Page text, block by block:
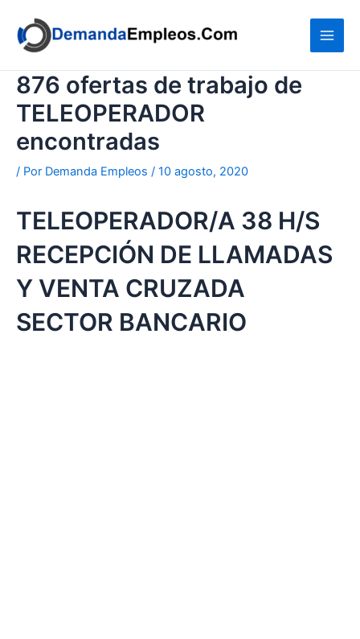
contenido
876 ofertas de trabajo de
TELEOPERADOR
encontradas
/ Por Demanda Empleos / 10 agosto, 2020
TELEOPERADOR/A 38 H/S
RECEPCIÓN DE LLAMADAS
Y VENTA CRUZADA
SECTOR BANCARIO